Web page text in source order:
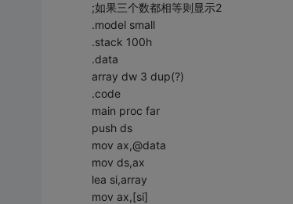
;如果三个数都相等则显示2
.model small
.stack 100h
.data
array dw 3 dup(?)
.code
main proc far
push ds
mov ax,@data
mov ds,ax
lea si,array
mov ax,[si]